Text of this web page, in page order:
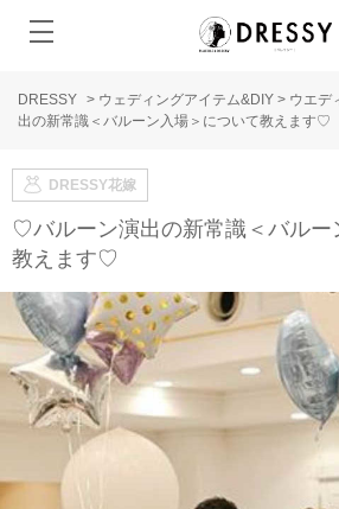
DRESSY > ウェディングアイテム&DIY > ウエデ
出の新常識＜バルーン入場＞について教えます♡
DRESSY花嫁
♡バルーン演出の新常識＜バルー
教えます♡